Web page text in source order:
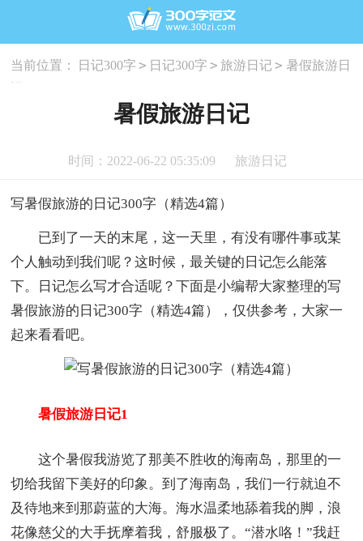
当前位置： 日记300字 > 日记300字 > 旅游日记 > 暑假旅游日
暑假旅游日记
时间：2022-06-22 05:35:09 旅游日记
写暑假旅游的日记300字（精选4篇）
已到了一天的末尾，这一天里，有没有哪件事或某
个人触动到我们呢？这时候，最关键的日记怎么能落
下。日记怎么写才合适呢？下面是小编帮大家整理的写
暑假旅游的日记300字（精选4篇），仅供参考，大家一
起来看看吧。
暑假旅游日记1
这个暑假我游览了那美不胜收的海南岛，那里的一
切给我留下美好的印象。到了海南岛，我们一行就迫不
及待地来到那蔚蓝的大海。海水温柔地舔着我的脚，浪
花像慈父的大手抚摩着我，舒服极了。“潜水咯！”我赶